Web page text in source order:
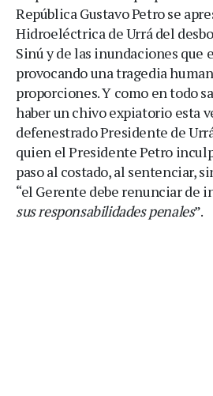
República Gustavo Petro se
Hidroeléctrica de Urrá del
Sinú y de las inundaciones que
provocando una tragedia
proporciones. Y como en todo
haber un chivo expiatorio esta
defenestrado Presidente de
quien el Presidente Petro
paso al costado, al sentenciar,
“el Gerente debe renunciar de
sus responsabilidades penales”.